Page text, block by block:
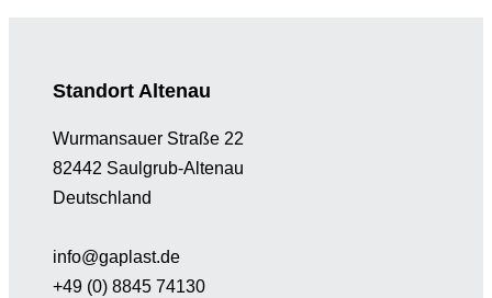
Standort Altenau
Wurmansauer Straße 22
82442 Saulgrub-Altenau
Deutschland
info@gaplast.de
+49 (0) 8845 74130